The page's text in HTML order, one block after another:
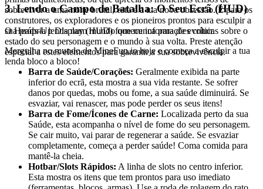
sobreviver a uma noite brutal, esta é a tua nova obsessão. É para os
construtores, os exploradores e os pioneiros prontos para esculpir a
sua própria lenda num mundo que nunca para de evoluir.
Mergulha no mundo de MineFun.io hoje e começa a esculpir a tua
lenda bloco a bloco!
3. Lendo o Campo de Batalha: O Seu Ecrã (HUD)
O Heads-Up Display (HUD) fornece informações críticas sobre o
estado do seu personagem e o mundo à sua volta. Preste atenção
especial a estes elementos para garantir a sua sobrevivência.
Barra de Saúde/Corações: Geralmente exibida na parte
inferior do ecrã, esta mostra a sua vida restante. Se sofrer
danos por quedas, mobs ou fome, a sua saúde diminuirá. Se
esvaziar, vai renascer, mas pode perder os seus itens!
Barra de Fome/Ícones de Carne: Localizada perto da sua
Saúde, esta acompanha o nível de fome do seu personagem.
Se cair muito, vai parar de regenerar a saúde. Se esvaziar
completamente, começa a perder saúde! Coma comida para
mantê-la cheia.
Hotbar/Slots Rápidos: A linha de slots no centro inferior.
Esta mostra os itens que tem prontos para uso imediato